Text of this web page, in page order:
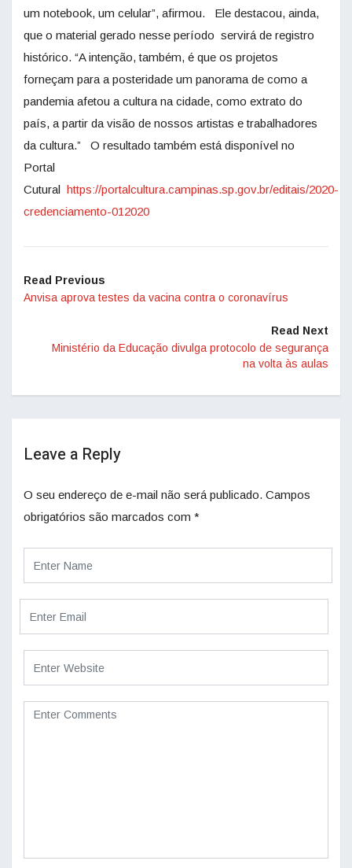
um notebook, um celular”, afirmou. Ele destacou, ainda,
que o material gerado nesse período servirá de registro
histórico. “A intenção, também, é que os projetos
forneçam para a posteridade um panorama de como a
pandemia afetou a cultura na cidade, como extrato do
país, a partir da visão de nossos artistas e trabalhadores
da cultura.” O resultado também está disponível no
Portal
Cutural https://portalcultura.campinas.sp.gov.br/editais/2020-
credenciamento-012020
Read Previous
Anvisa aprova testes da vacina contra o coronavírus
Read Next
Ministério da Educação divulga protocolo de segurança
na volta às aulas
Leave a Reply
O seu endereço de e-mail não será publicado. Campos
obrigatórios são marcados com *